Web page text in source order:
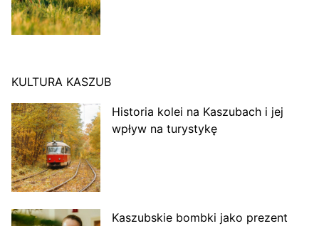
KULTURA KASZUB
Historia kolei na Kaszubach i jej
wpływ na turystykę
Kaszubskie bombki jako prezent